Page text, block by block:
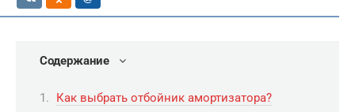
Содержание
Как выбрать отбойник амортизатора?